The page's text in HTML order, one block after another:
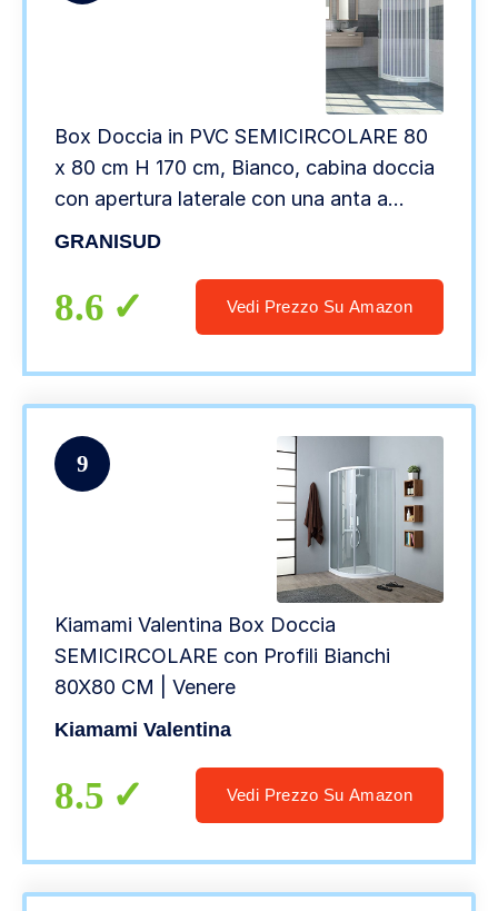
Box Doccia in PVC SEMICIRCOLARE 80
x 80 cm H 170 cm, Bianco, cabina doccia
con apertura laterale con una anta a
soffietto
GRANISUD
8.6 Vedi Prezzo Su Amazon
9
Kiamami Valentina Box Doccia
SEMICIRCOLARE con Profili Bianchi
80X80 CM | Venere
Kiamami Valentina
8.5 Vedi Prezzo Su Amazon